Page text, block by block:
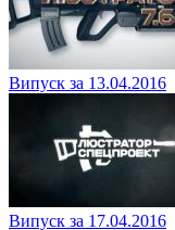
Випуск за 13.04.2016
Випуск за 17.04.2016